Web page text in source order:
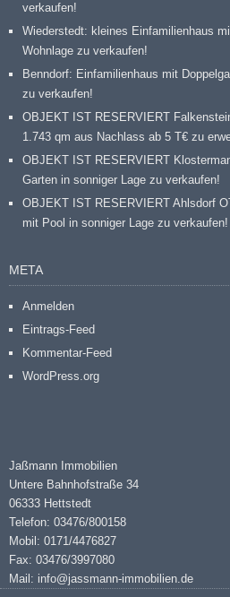
verkaufen!
Wiederstedt: kleines Einfamilienhaus
Wohnlage zu verkaufen!
Benndorf: Einfamilienhaus mit
zu verkaufen!
OBJEKT IST RESERVIERT
1.743 qm aus Nachlass ab 5 T€ zu
OBJEKT IST RESERVIERT
Garten in sonniger Lage zu verkaufen!
OBJEKT IST RESERVIERT Ahlsdorf
mit Pool in sonniger Lage zu verkaufen!
META
Anmelden
Eintrags-Feed
Kommentar-Feed
WordPress.org
Jaßmann Immobilien
Untere Bahnhofstraße 34
06333 Hettstedt
Telefon: 03476/800158
Mobil: 0171/4476827
Fax: 03476/3997080
Mail: info@jassmann-immobilien.de